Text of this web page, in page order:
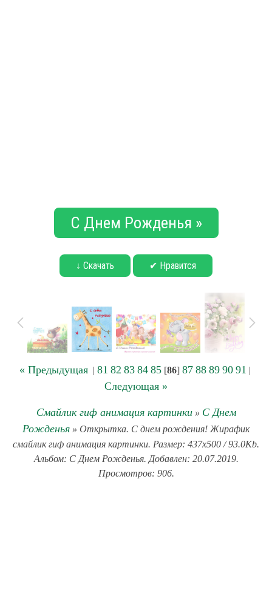
С Днем Рожденья »
↓ Скачать ✔ Нравится
« Предыдущая| 81 82 83 84 85[86] 87 88 89 90 91 |
Следующая »
Смайлик гиф анимация картинки» С Днем
Рожденья » Открытка. С днем рождения! Жирафик
смайлик гиф анимация картинки. Размер: 437x500 / 93.0Kb.
Альбом: С Днем Рожденья. Добавлен: 20.07.2019.
Просмотров: 906.